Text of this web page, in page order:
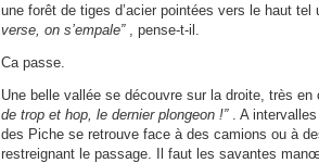
une forêt de tiges d’acier pointées vers le haut
verse, on s’empale”, pense-t-il.
Ca passe.
Une belle vallée se découvre sur la droite, très
de trop et hop, le dernier plongeon !”. A intervalles
des Piche se retrouve face à des camions ou à
restreignant le passage. Il faut les savantes